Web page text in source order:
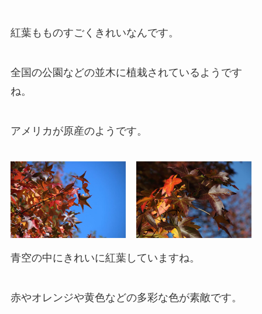
紅葉もものすごくきれいなんです。
全国の公園などの並木に植栽されているようです
ね。
アメリカが原産のようです。
青空の中にきれいに紅葉していますね。
赤やオレンジや黄色などの多彩な色が素敵です。